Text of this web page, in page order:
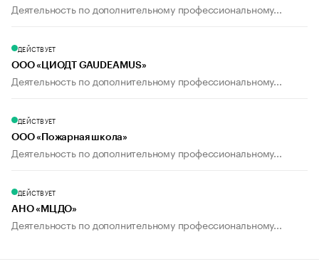
Деятельность по дополнительному профессиональному...
ДЕЙСТВУЕТ
ООО «ЦИОДТ GAUDEAMUS»
Деятельность по дополнительному профессиональному...
ДЕЙСТВУЕТ
ООО «Пожарная школа»
Деятельность по дополнительному профессиональному...
ДЕЙСТВУЕТ
АНО «МЦДО»
Деятельность по дополнительному профессиональному...